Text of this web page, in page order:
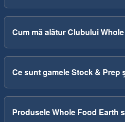
Cum mă alătur Clubului
Ce sunt gamele Stock & Prep
Produsele Whole Food Earth